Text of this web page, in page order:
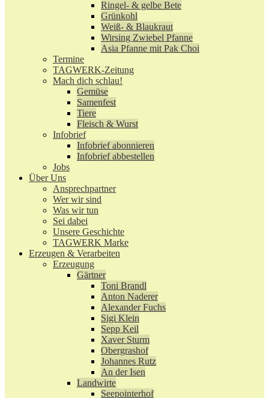
Ringel- & gelbe Bete
Grünkohl
Weiß- & Blaukraut
Wirsing Zwiebel Pfanne
Asia Pfanne mit Pak Choi
Termine
TAGWERK-Zeitung
Mach dich schlau!
Gemüse
Samenfest
Tiere
Fleisch & Wurst
Infobrief
Infobrief abonnieren
Infobrief abbestellen
Jobs
Über Uns
Ansprechpartner
Wer wir sind
Was wir tun
Sei dabei
Unsere Geschichte
TAGWERK Marke
Erzeugen & Verarbeiten
Erzeugung
Gärtner
Toni Brandl
Anton Naderer
Alexander Fuchs
Sigi Klein
Sepp Keil
Xaver Sturm
Obergrashof
Johannes Rutz
An der Isen
Landwirte
Seepointerhof